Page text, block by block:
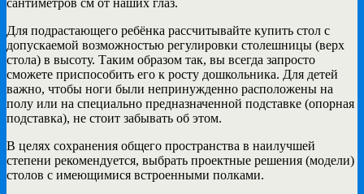
Для подрастающего ребёнка рассчитывайте купить стол с
допускаемой возможностью регулировки столешницы (верх
стола) в высоту. Таким образом так, вы всегда запросто
сможете приспособить его к росту дошкольника. Для детей
важно, чтобы ноги были непринужденно расположены на
полу или на специально предназначенной подставке (опорная
подставка), не стоит забывать об этом.
В целях сохранения общего пространства в наилучшей
степени рекомендуется, выбрать проектные решения (модели)
столов с имеющимися встроенными полками.